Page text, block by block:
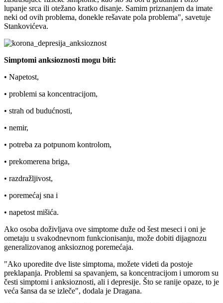
lupanje srca ili otežano kratko disanje. Samim priznanjem da imate
neki od ovih problema, donekle rešavate pola problema", savetuje
Stankovićeva.
Simptomi anksioznosti mogu biti:
• Napetost,
• problemi sa koncentracijom,
• strah od budućnosti,
• nemir,
• potreba za potpunom kontrolom,
• prekomerena briga,
• razdražljivost,
• poremećaj sna i
• napetost mišića.
Ako osoba doživljava ove simptome duže od šest meseci i oni je
ometaju u svakodnevnom funkcionisanju, može dobiti dijagnozu
generalizovanog anksioznog poremećaja.
"Ako uporedite dve liste simptoma, možete videti da postoje
preklapanja. Problemi sa spavanjem, sa koncentracijom i umorom su
česti simptomi i anksioznosti, ali i depresije. Što se ranije opaze, to je
veća šansa da se izleče", dodala je Dragana.